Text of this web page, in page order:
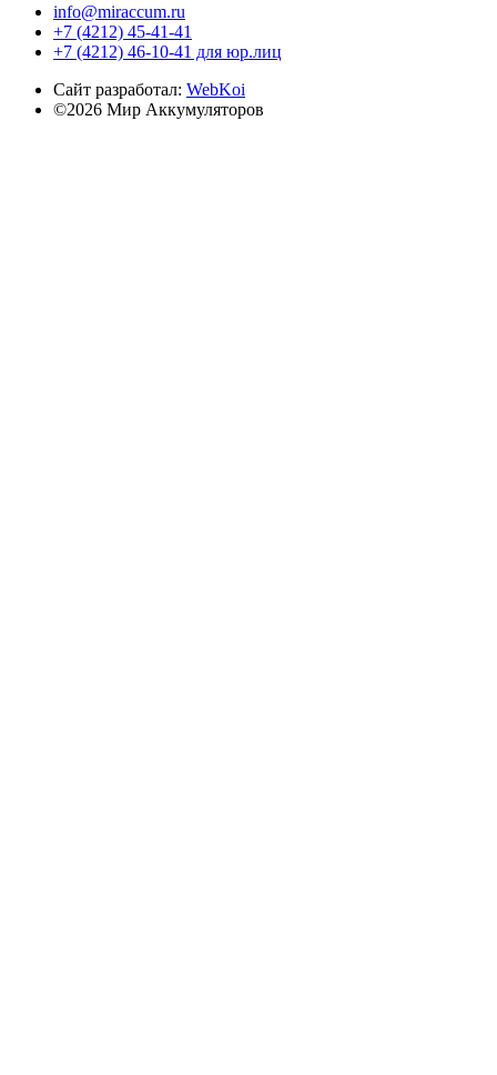
info@miraccum.ru
+7 (4212) 45-41-41
+7 (4212) 46-10-41 для юр.лиц
Сайт разработал: WebKoi
©2026 Мир Аккумуляторов